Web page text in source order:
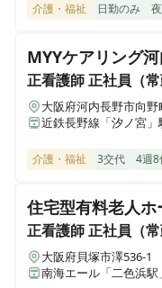
大阪府泉大津市虫取町2丁目6
ヒューマンライフケア
愛知県名古屋市名東区本郷2
ヒューマンライフケア伏
京都府京都市伏見区日野谷寺
介護・福祉 日勤のみ
MYYケアリング
正看護師正社員（常
大阪府河内長野市向野
近鉄長野線「汐ノ宮
介護・福祉 3交代 4週8
住宅型有料老人ホ
正看護師正社員（常
大阪府貝塚市澤536-1
南海エール「二色浜駅